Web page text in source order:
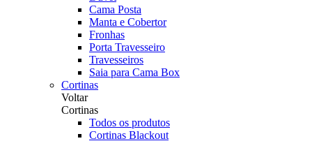
Cama Posta
Manta e Cobertor
Fronhas
Porta Travesseiro
Travesseiros
Saia para Cama Box
Cortinas
Voltar
Cortinas
Todos os produtos
Cortinas Blackout